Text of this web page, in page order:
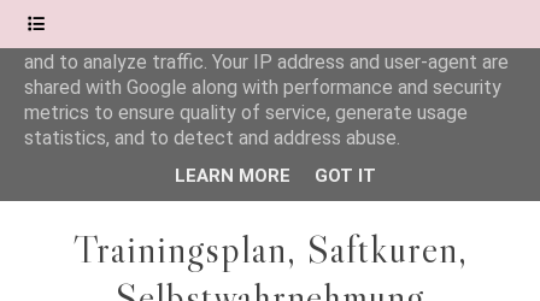
Wonderful.Moments
Trainingsplan, Saftkuren,
This site uses cookies from Google to deliver its services
and to analyze traffic. Your IP address and user-agent are
shared with Google along with performance and security
metrics to ensure quality of service, generate usage
statistics, and to detect and address abuse.
LEARN MORE GOT IT